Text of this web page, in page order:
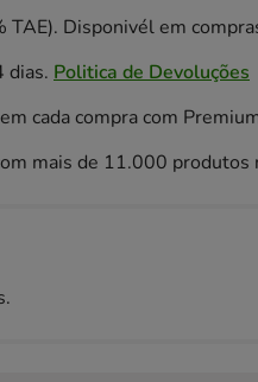
TAE). Disponivél em
dias. Politica de Devoluções
cada compra com
mais de 11.000 produtos